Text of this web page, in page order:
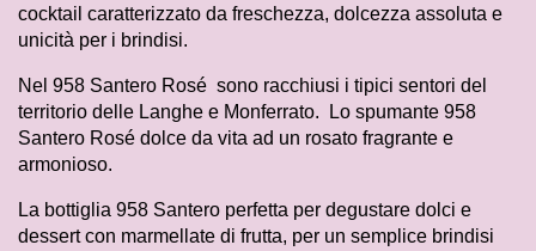
cocktail caratterizzato da freschezza, dolcezza assoluta e
unicità per i brindisi.
Nel 958 Santero Rosé sono racchiusi i tipici sentori del
territorio delle Langhe e Monferrato. Lo spumante 958
Santero Rosé dolce da vita ad un rosato fragrante e
armonioso.
La bottiglia 958 Santero perfetta per degustare dolci e
dessert con marmellate di frutta, per un semplice brindisi